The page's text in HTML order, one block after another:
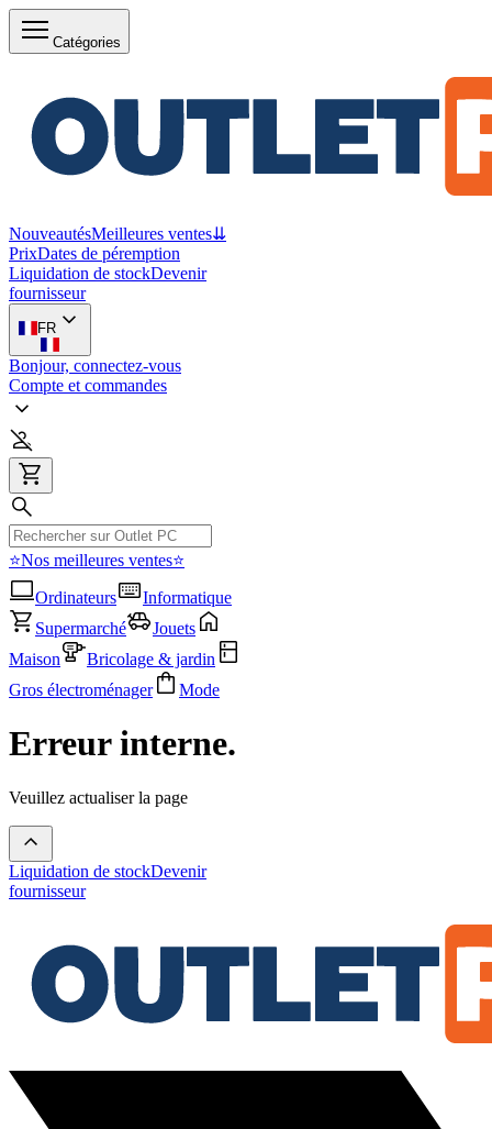
Catégories
NouveautésMeilleures ventes⇊
PrixDates de péremption
Liquidation de stockDevenir
fournisseur
FR
Bonjour, connectez-vous
Compte et commandes
⭐Nos meilleures ventes⭐
Ordinateurs
Informatique
Supermarché
Jouets
Maison
Bricolage & jardin
Gros électroménager
Mode
Erreur interne.
Veuillez actualiser la page
Liquidation de stockDevenir
fournisseur